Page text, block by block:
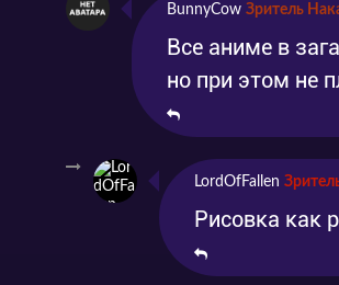
BunnyCow Зритель
Все аниме в
но при этом не
LordOfFallen
Рисовка как